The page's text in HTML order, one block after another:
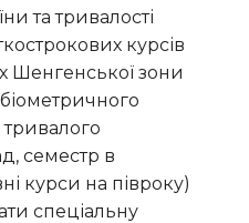
та тривалості
курсів
Шенгенської зони
семестр в
курси на півроку)
спеціальну